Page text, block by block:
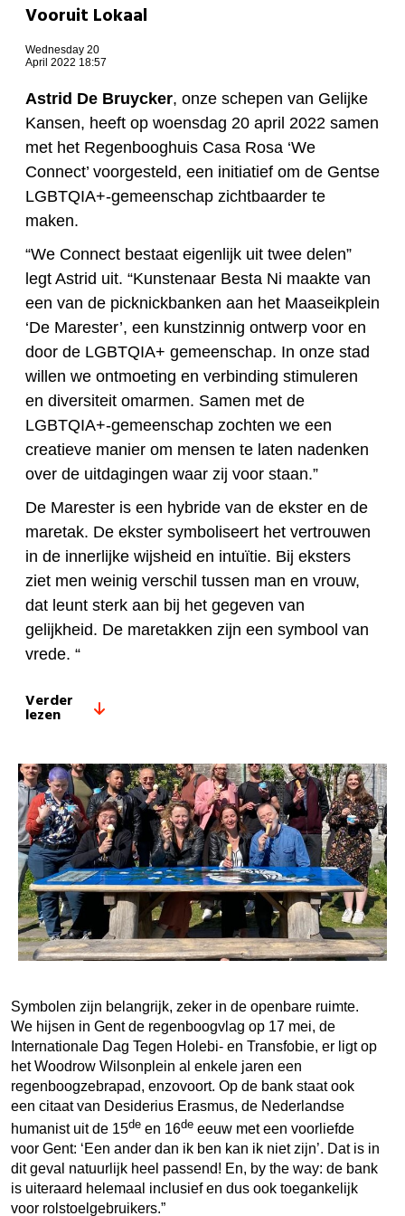
Vooruit Lokaal
Wednesday 20
April 2022 18:57
Astrid De Bruycker, onze schepen van Gelijke
Kansen, heeft op woensdag 20 april 2022 samen
met het Regenbooghuis Casa Rosa ‘We
Connect’ voorgesteld, een initiatief om de Gentse
LGBTQIA+-gemeenschap zichtbaarder te
maken.
“We Connect bestaat eigenlijk uit twee delen”
legt Astrid uit. “Kunstenaar Besta Ni maakte van
een van de picknickbanken aan het Maaseikplein
‘De Marester’, een kunstzinnig ontwerp voor en
door de LGBTQIA+ gemeenschap. In onze stad
willen we ontmoeting en verbinding stimuleren
en diversiteit omarmen. Samen met de
LGBTQIA+-gemeenschap zochten we een
creatieve manier om mensen te laten nadenken
over de uitdagingen waar zij voor staan.”
De Marester is een hybride van de ekster en de
maretak. De ekster symboliseert het vertrouwen
in de innerlijke wijsheid en intuïtie. Bij eksters
ziet men weinig verschil tussen man en vrouw,
dat leunt sterk aan bij het gegeven van
gelijkheid. De maretakken zijn een symbool van
vrede. “
Verder
lezen
Symbolen zijn belangrijk, zeker in de openbare ruimte.
We hijsen in Gent de regenboogvlag op 17 mei, de
Internationale Dag Tegen Holebi- en Transfobie, er ligt op
het Woodrow Wilsonplein al enkele jaren een
regenboogzebrapad, enzovoort. Op de bank staat ook
een citaat van Desiderius Erasmus, de Nederlandse
humanist uit de 15de en 16de eeuw met een voorliefde
voor Gent: ‘Een ander dan ik ben kan ik niet zijn’. Dat is in
dit geval natuurlijk heel passend! En, by the way: de bank
is uiteraard helemaal inclusief en dus ook toegankelijk
voor rolstoelgebruikers.”